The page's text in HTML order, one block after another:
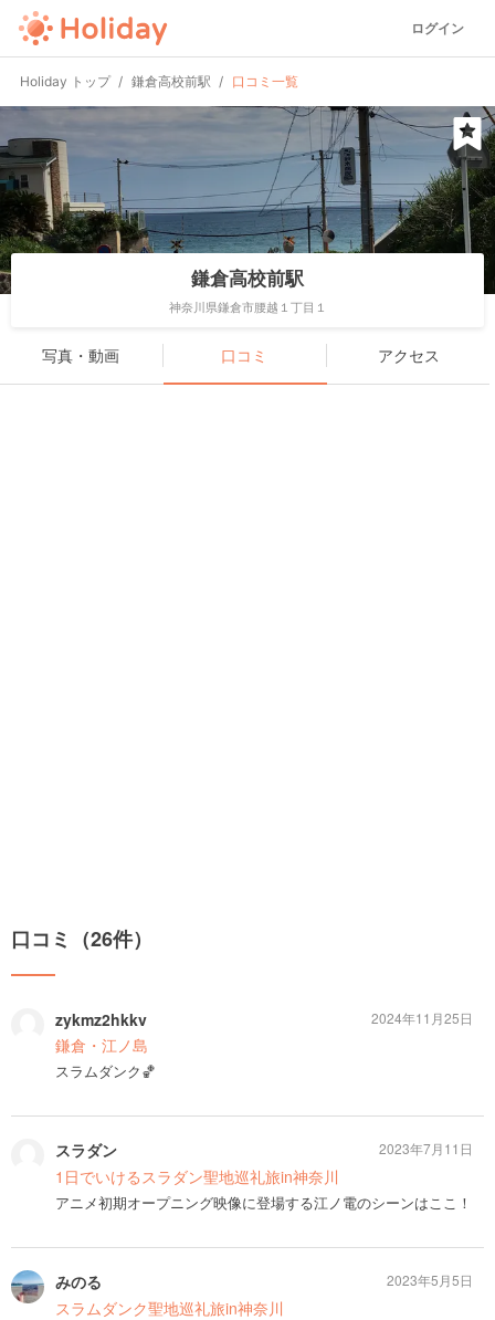
ログイン
Holiday トップ 鎌倉高校前駅 口コミ一覧
鎌倉高校前駅
神奈川県鎌倉市腰越１丁目１
写真・動画 口コミ アクセス
口コミ（26件）
zykmz2hkkv
鎌倉・江ノ島
スラムダンク🏀
2024年11月25日
スラダン
1日でいけるスラダン聖地巡礼旅in神奈川
アニメ初期オープニング映像に登場する江ノ電のシーンはここ！
2023年7月11日
みのる
スラムダンク聖地巡礼旅in神奈川
2023年5月5日